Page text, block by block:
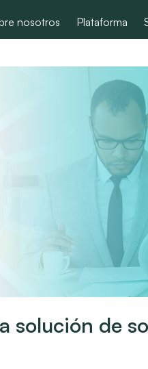
nosotros Plataforma
solución de